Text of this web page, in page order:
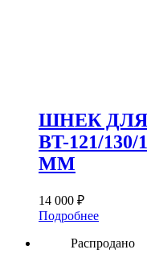
ШНЕК ДЛЯ
BT-121/130/
ММ
14 000 ₽
Подробнее
Распродано